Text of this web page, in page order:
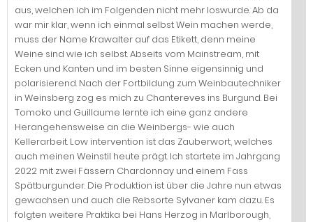
aus, welchen ich im Folgenden nicht mehr loswurde. Ab da
war mir klar, wenn ich einmal selbst Wein machen werde,
muss der Name Krawalter auf das Etikett, denn meine
Weine sind wie ich selbst. Abseits vom Mainstream, mit
Ecken und Kanten und im besten Sinne eigensinnig und
polarisierend. Nach der Fortbildung zum Weinbautechniker
in Weinsberg zog es mich zu Chantereves ins Burgund. Bei
Tomoko und Guillaume lernte ich eine ganz andere
Herangehensweise an die Weinbergs- wie auch
Kellerarbeit. Low intervention ist das Zauberwort, welches
auch meinen Weinstil heute prägt. Ich startete im Jahrgang
2022 mit zwei Fässern Chardonnay und einem Fass
Spätburgunder. Die Produktion ist über die Jahre nun etwas
gewachsen und auch die Rebsorte Sylvaner kam dazu. Es
folgten weitere Praktika bei Hans Herzog in Marlborough,